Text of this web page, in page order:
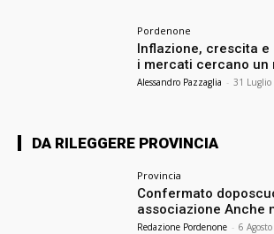
Pordenone
Inflazione, crescita
i mercati cercano un
Alessandro Pazzaglia - 31 Luglio
DA RILEGGERE PROVINCIA
Provincia
Confermato
associazione Anche
Redazione Pordenone - 6